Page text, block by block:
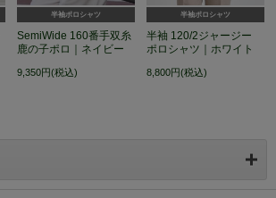
半袖ポロシャツ
SemiWide 160番手双糸
鹿の子ポロ｜ネイビー
9,350円(税込)
半袖ポロシャツ
半袖 120/2ジャージー
ポロシャツ｜ホワイト
8,800円(税込)